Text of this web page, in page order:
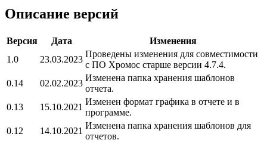
Описание версий
Версия Дата
Изменения
1.0
23.03.2023
Проведены изменения для совместимости
с ПО Хромос старше версии 4.7.4.
0.14
02.02.2023
Изменена папка хранения шаблонов
отчета.
0.13
15.10.2021
Изменен формат графика в отчете и в
программе.
0.12
14.10.2021
Изменена папка хранения шаблонов для
отчетов.